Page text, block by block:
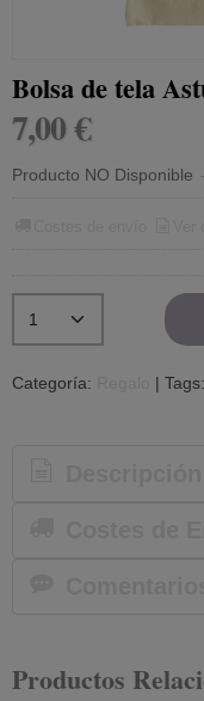
Bolsa de tela
7,00 €
Producto NO Disponible -
Categoría: | Tags:
Productos